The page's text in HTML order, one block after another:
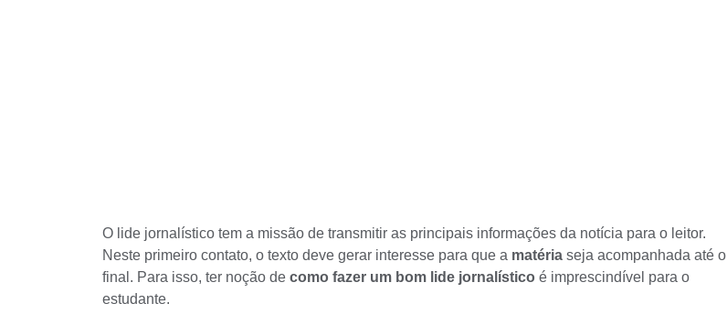
O lide jornalístico tem a missão de transmitir as principais informações da notícia para o leitor.
Neste primeiro contato, o texto deve gerar interesse para que a matéria seja acompanhada até o
final. Para isso, ter noção de como fazer um bom lide jornalístico é imprescindível para o
estudante.